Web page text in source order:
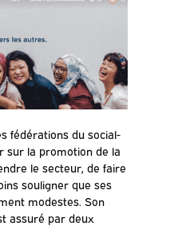
fédérations du social-
sur la promotion de la
le secteur, de faire
souligner que ses
modestes. Son
assuré par deux